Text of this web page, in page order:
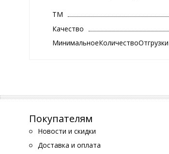
ТМ
Качество
МинимальноеКоличествоОтгрузки
Покупателям
Новости и скидки
Доставка и оплата